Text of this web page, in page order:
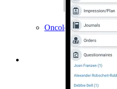
Oncologie digitale